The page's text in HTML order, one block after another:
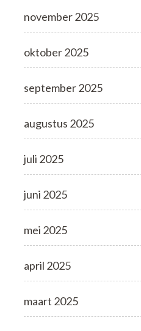
november 2025
oktober 2025
september 2025
augustus 2025
juli 2025
juni 2025
mei 2025
april 2025
maart 2025